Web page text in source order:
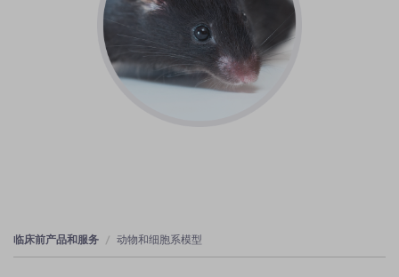
临床前产品和服务 动物和细胞系模型